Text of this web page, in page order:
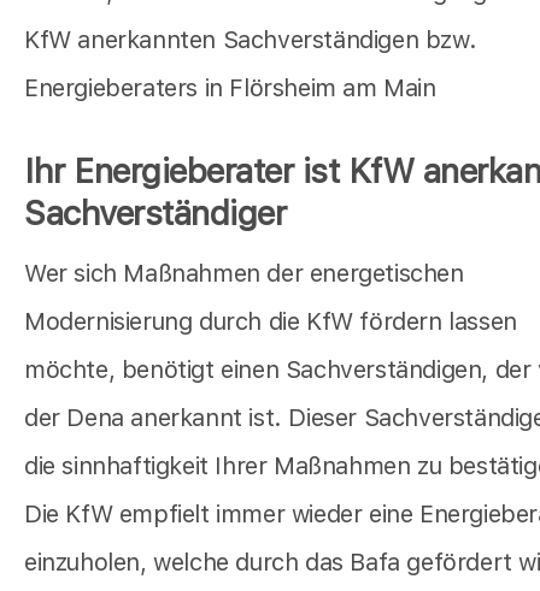
KfW anerkannten Sachverständigen bzw.
Energieberaters in Flörsheim am Main
Ihr Energieberater ist KfW
Sachverständiger
Wer sich Maßnahmen der energetischen
Modernisierung durch die KfW fördern lassen
möchte, benötigt einen Sachverständigen, der
der Dena anerkannt ist. Dieser
die sinnhaftigkeit Ihrer Maßnahmen zu
Die KfW empfielt immer wieder eine
einzuholen, welche durch das Bafa gefördert